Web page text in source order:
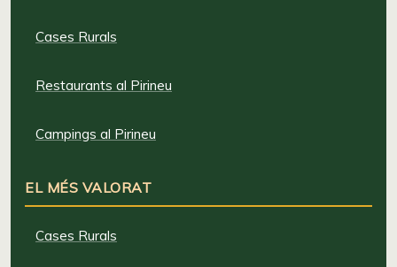
Cases Rurals
Restaurants al Pirineu
Campings al Pirineu
EL MÉS VALORAT
Cases Rurals